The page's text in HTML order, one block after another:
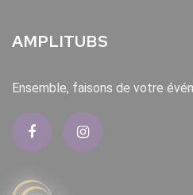
AMPLITUBS
Ensemble, faisons de votre